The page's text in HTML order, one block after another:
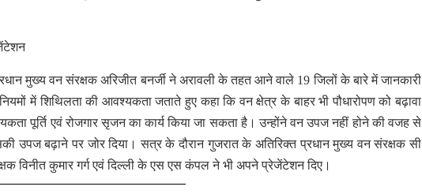
मुख्य वन संरक्षक अरिजीत बनर्जी ने अरावली के तहत आने वाले 19 जिलों के बारे में जानकारी
में शिथिलता की आवश्यकता जताते हुए कहा कि वन क्षेत्र के बाहर भी पौधारोपण को बढ़ावा
पूर्ति एवं रोजगार सृजन का कार्य किया जा सकता है। उन्होंने वन उपज नहीं होने की वजह से
उपज बढ़ाने पर जोर दिया। सत्र के दौरान गुजरात के अतिरिक्त प्रधान मुख्य वन संरक्षक सी
विनीत कुमार गर्ग एवं दिल्ली के एस एस कंपल ने भी अपने प्रेजेंटेशन दिए।